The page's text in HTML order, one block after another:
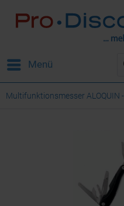
Menü
Multifunktionsmesser ALOQUIN